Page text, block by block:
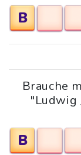
B
Brauche
"Ludwig
B